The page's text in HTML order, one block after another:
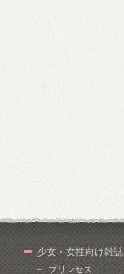
少女・女性向け雑誌
プリンセス